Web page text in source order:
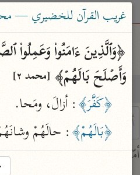
بحث
characters for results.
أمّهات
غريب القرآن للخضيري —
وَأَصۡلَحَ بَالَهُمۡ﴾ [محمد ٢]
﴿كَفَّرَ﴾: أزالَ، ومَحا.
﴿بَالَهُمْ﴾: حالَهُمْ